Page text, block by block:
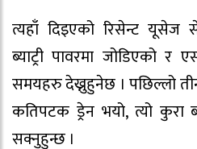
त्यहाँ दिइएको रिसेन्ट यूसेज
ब्याट्री पावरमा जोडिएको र
समयहरु देख्नुहुनेछ । पछिल्लो तीन
कतिपटक ड्रेन भयो, त्यो कुरा
सक्नुहुन्छ ।